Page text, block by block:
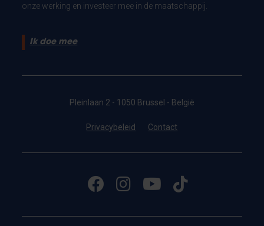
onze werking en investeer mee in de maatschappij.
Ik doe mee
Pleinlaan 2 - 1050 Brussel - België
Privacybeleid Contact